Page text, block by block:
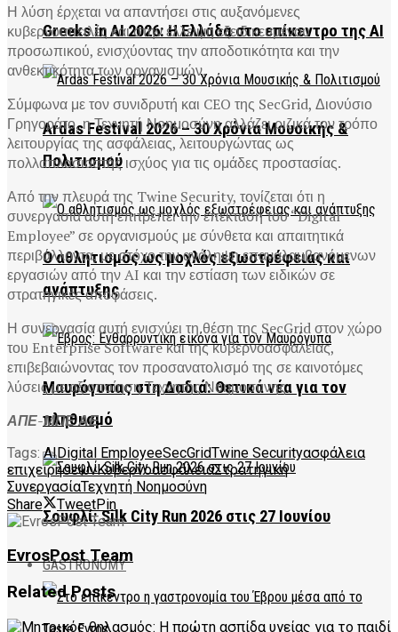
Greeks in AI 2026: Η Ελλάδα στο επίκεντρο της AI
Ardas Festival 2026 – 30 Χρόνια Μουσικής &
Πολιτισμού
Ο αθλητισμός ως μοχλός εξωστρέφειας και
ανάπτυξης
Μαυρόγυπας στη Δαδιά: Θετικά νέα για τον
πληθυσμό
Σουφλί: Silk City Run 2026 στις 27 Ιουνίου
GASTRONOMY
Η λύση έρχεται να απαντήσει στις αυξανόμενες
κυβερνοαπειλές και στην έλλειψη εξειδικευμένου
προσωπικού, ενισχύοντας την αποδοτικότητα και την
ανθεκτικότητα των οργανισμών.
Σύμφωνα με τον συνιδρυτή και CEO της SecGrid, Διονύσιο
Γρηγοράτο, η Τεχνητή Νοημοσύνη αλλάζει ριζικά τον τρόπο
λειτουργίας της ασφάλειας, λειτουργώντας ως
πολλαπλασιαστής ισχύος για τις ομάδες προστασίας.
Από την πλευρά της Twine Security, τονίζεται ότι η
συνεργασία αυτή επιτρέπει την επέκταση του “Digital
Employee” σε οργανισμούς με σύνθετα και απαιτητικά
περιβάλλοντα, με στόχο την ανάληψη επαναλαμβανόμενων
εργασιών από την AI και την εστίαση των ειδικών σε
στρατηγικές αποφάσεις.
Η συνεργασία αυτή ενισχύει τη θέση της SecGrid στον χώρο
του Enterprise Software και της κυβερνοασφάλειας,
επιβεβαιώνοντας τον προσανατολισμό της σε καινοτόμες
λύσεις με αξιοποίηση Τεχνητής Νοημοσύνης.
ΑΠΕ-ΜΠΕ ΑΕ
Tags: AIDigital EmployeeSecGridTwine Securityασφάλεια
επιχειρήσεωνΚυβερνοασφάλειαΣτρατηγική
ΣυνεργασίαΤεχνητή Νοημοσύνη
Share
TweetPin
EvrosPost Team
RelatedPosts